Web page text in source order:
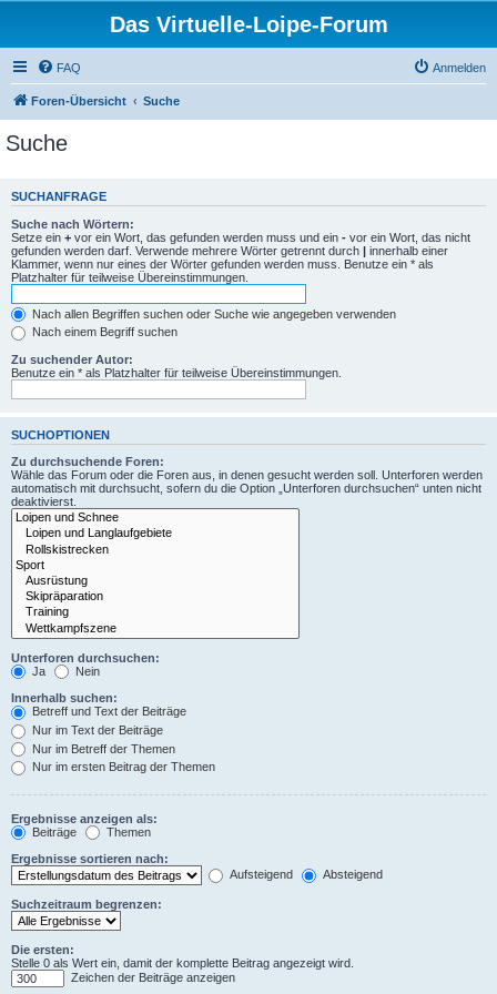
Das Virtuelle-Loipe-Forum
FAQ Anmelden
Foren-Übersicht Suche
Suche
SUCHANFRAGE
Suche nach Wörtern:
Setze ein + vor ein Wort, das gefunden werden muss und ein - vor ein Wort, das nicht
gefunden werden darf. Verwende mehrere Wörter getrennt durch | innerhalb einer
Klammer, wenn nur eines der Wörter gefunden werden muss. Benutze ein * als
Platzhalter für teilweise Übereinstimmungen.
Nach allen Begriffen suchen oder Suche wie angegeben verwenden
Nach einem Begriff suchen
Zu suchender Autor:
Benutze ein * als Platzhalter für teilweise Übereinstimmungen.
SUCHOPTIONEN
Zu durchsuchende Foren:
Wähle das Forum oder die Foren aus, in denen gesucht werden soll. Unterforen werden
automatisch mit durchsucht, sofern du die Option „Unterforen durchsuchen“ unten nicht
deaktivierst.
Unterforen durchsuchen:
Ja
Nein
Innerhalb suchen:
Betreff und Text der Beiträge
Nur im Text der Beiträge
Nur im Betreff der Themen
Nur im ersten Beitrag der Themen
Ergebnisse anzeigen als:
Beiträge
Themen
Ergebnisse sortieren nach:
Aufsteigend
Absteigend
Suchzeitraum begrenzen:
Die ersten:
Stelle 0 als Wert ein, damit der komplette Beitrag angezeigt wird.
Zeichen der Beiträge anzeigen